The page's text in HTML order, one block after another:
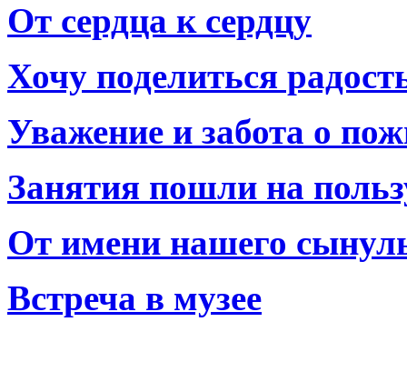
От сердца к сердцу
Хочу поделиться
Уважение и забота о
Занятия пошли на
От имени нашего
Встреча в музее